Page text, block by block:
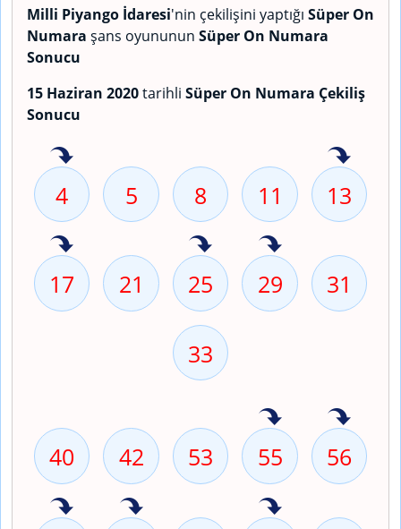
Milli Piyango İdaresi'nin çekilişini yaptığı Süper On
Numara şans oyununun Süper On Numara
Sonucu
15 Haziran 2020tarihli Süper On Numara Çekiliş
Sonucu
4 5 8 11 13
17 21 25 29 31
33
40 42 53 55 56